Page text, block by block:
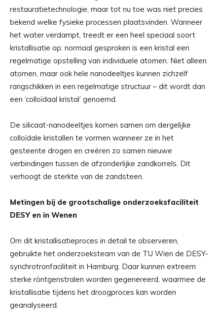
restauratietechnologie, maar tot nu toe was niet precies
bekend welke fysieke processen plaatsvinden. Wanneer
het water verdampt, treedt er een heel speciaal soort
kristallisatie op: normaal gesproken is een kristal een
regelmatige opstelling van individuele atomen. Niet alleen
atomen, maar ook hele nanodeeltjes kunnen zichzelf
rangschikken in een regelmatige structuur – dit wordt dan
een ‘colloïdaal kristal’ genoemd.
De silicaat-nanodeeltjes komen samen om dergelijke
colloïdale kristallen te vormen wanneer ze in het
gesteente drogen en creëren zo samen nieuwe
verbindingen tussen de afzonderlijke zandkorrels. Dit
verhoogt de sterkte van de zandsteen.
Metingen bij de grootschalige onderzoeksfaciliteit
DESY en in Wenen
Om dit kristallisatieproces in detail te observeren,
gebruikte het onderzoeksteam van de TU Wien de DESY-
synchrotronfaciliteit in Hamburg. Daar kunnen extreem
sterke röntgenstralen worden gegenereerd, waarmee de
kristallisatie tijdens het droogproces kan worden
geanalyseerd.